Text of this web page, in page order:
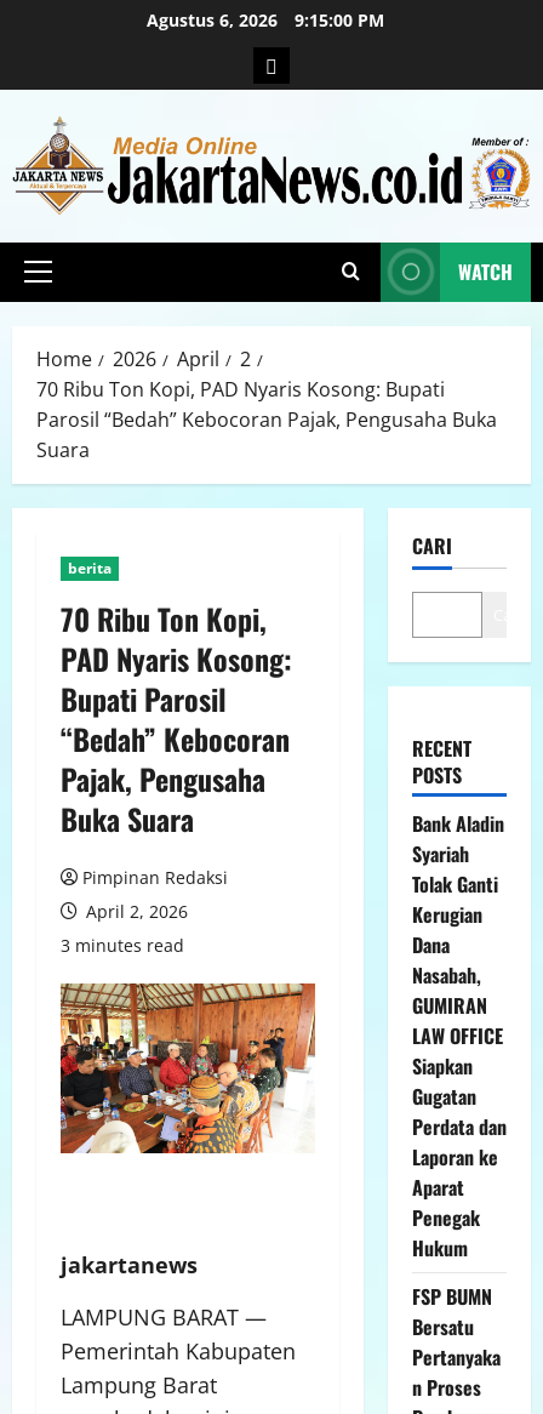
Agustus 6, 2026 9:15:01 PM
WATCH
Home 2026 April
2
70 Ribu Ton Kopi, PAD Nyaris Kosong: Bupati
Parosil “Bedah” Kebocoran Pajak, Pengusaha Buka
Suara
berita
70 Ribu Ton Kopi,
PAD Nyaris Kosong:
Bupati Parosil
“Bedah” Kebocoran
Pajak, Pengusaha
Buka Suara
Pimpinan Redaksi
April 2, 2026
3 minutes read
jakartanews
LAMPUNG BARAT —
Pemerintah Kabupaten
Lampung Barat
CARI
RECENT
POSTS
Bank Aladin
Syariah
Tolak Ganti
Kerugian
Dana
Nasabah,
GUMIRAN
LAW OFFICE
Siapkan
Gugatan
Perdata dan
Laporan ke
Aparat
Penegak
Hukum
FSP BUMN
Bersatu
Pertanyaka
n Proses